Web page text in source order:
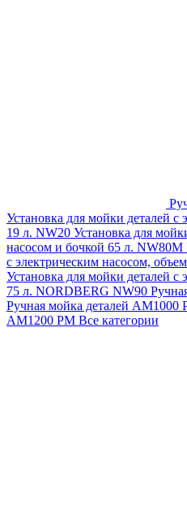
Установка для мойки деталей с
19 л. NW20 Установка для
насосом и бочкой 65 л. NW80M
с электрическим насосом,
Установка для мойки деталей с
75 л. NORDBERG NW90
Ручная мойка деталей АМ1000
АМ1200 РМ Все категории